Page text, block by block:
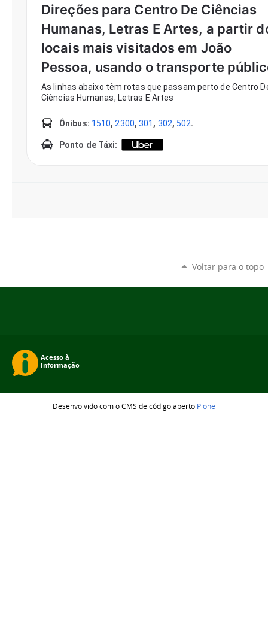
Voltar para o topo
Desenvolvido com o CMS de código aberto Plone